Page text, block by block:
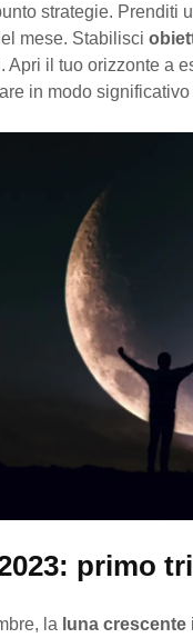
strategie. Prenditi
mese. Stabilisci
Apri il tuo orizzonte a
in modo
primo
la luna crescente